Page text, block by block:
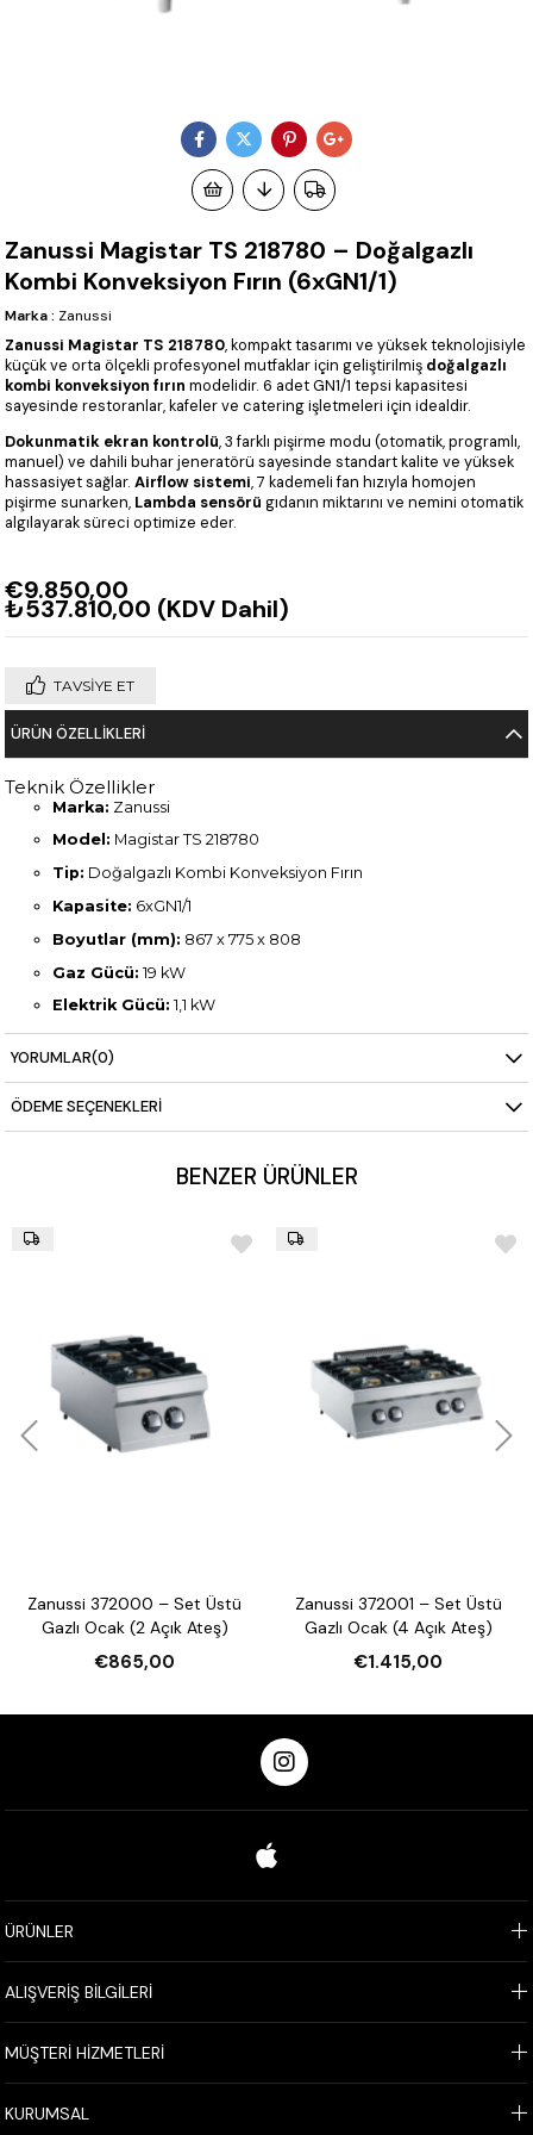
Zanussi Magistar TS 218780 – Doğalgazlı
Kombi Konveksiyon Fırın (6xGN1/1)
Marka : Zanussi
Zanussi Magistar TS 218780, kompakt tasarımı ve yüksek teknolojisiyle
küçük ve orta ölçekli profesyonel mutfaklar için geliştirilmiş doğalgazlı
kombi konveksiyon fırın modelidir. 6 adet GN1/1 tepsi kapasitesi
sayesinde restoranlar, kafeler ve catering işletmeleri için idealdir.
Dokunmatik ekran kontrolü, 3 farklı pişirme modu (otomatik, programlı,
manuel) ve dahili buhar jeneratörü sayesinde standart kalite ve yüksek
hassasiyet sağlar.Airflow sistemi, 7 kademeli fan hızıyla homojen
pişirme sunarken, Lambda sensörü gıdanın miktarını ve nemini otomatik
algılayarak süreci optimize eder.
€9.850,00
₺537.810,00 (KDV Dahil)
TAVSIYE ET
ÜRÜN ÖZELLIKLERI
Teknik Özellikler
Marka: Zanussi
Model: Magistar TS 218780
Tip: Doğalgazlı Kombi Konveksiyon Fırın
Kapasite: 6xGN1/1
Boyutlar (mm): 867 x 775 x 808
Gaz Gücü: 19 kW
Elektrik Gücü: 1,1 kW
Ağırlık:135 kg
YORUMLAR(0)
ÖDEME SEÇENEKLERI
BENZER ÜRÜNLER
Zanussi 372000 – Set Üstü
Gazlı Ocak (2 Açık Ateş)
€865,00
Zanussi 372001 – Set Üstü
Gazlı Ocak (4 Açık Ateş)
€1.415,00
ÜRÜNLER
ALIŞVERİŞ BİLGİLERİ
MÜŞTERİ HİZMETLERİ
KURUMSAL